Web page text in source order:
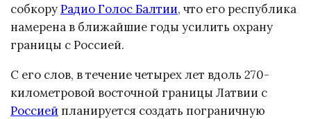
собкоруРадио Голос Балтии, что его республика
намерена в ближайшие годы усилить охрану
границы с Россией.
С его слов, в течение четырех лет вдоль 270-
километровой восточной границы Латвии с
Россией планируется создать пограничную